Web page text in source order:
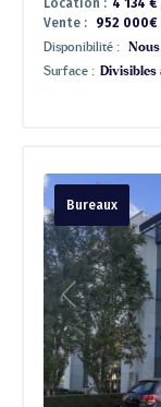
Location : 4 134
Vente :
952 000€
Disponibilité :
Surface : Divisibles
Bureaux